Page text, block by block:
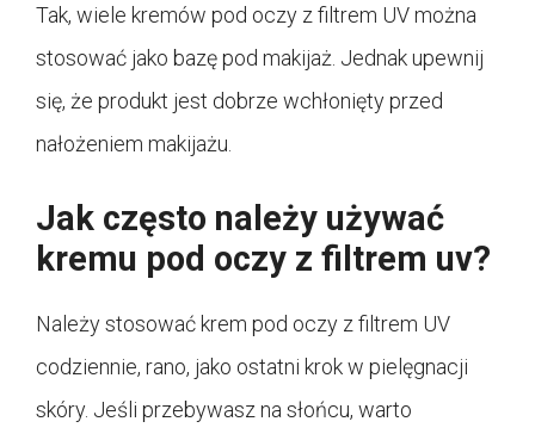
Tak, wiele kremów pod oczy z filtrem UV można
stosować jako bazę pod makijaż. Jednak upewnij
się, że produkt jest dobrze wchłonięty przed
nałożeniem makijażu.
Jak często należy używać
kremu pod oczy z filtrem uv?
Należy stosować krem pod oczy z filtrem UV
codziennie, rano, jako ostatni krok w pielęgnacji
skóry. Jeśli przebywasz na słońcu, warto